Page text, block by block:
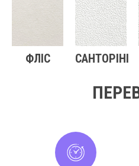
ФЛІС САНТОРІНІ